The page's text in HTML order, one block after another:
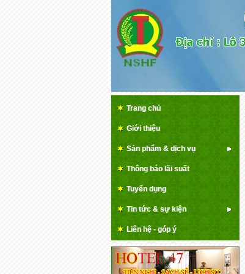
Trang chủ
Giới thiệu
Sản phẩm & dịch vụ
Thông báo lãi suất
Tuyển dụng
Tin tức & sự kiện
Liên hệ - góp ý